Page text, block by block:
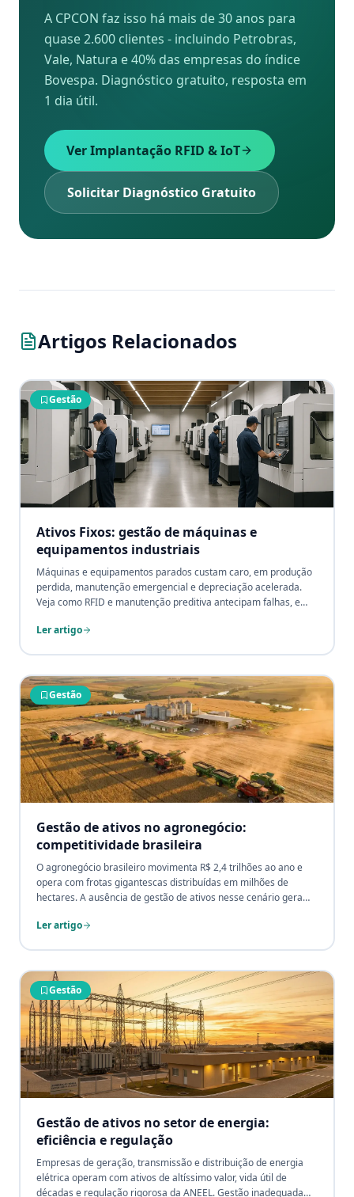
A CPCON faz isso há mais de 30 anos para
quase 2.600 clientes - incluindo Petrobras,
Vale, Natura e 40% das empresas do índice
Bovespa. Diagnóstico gratuito, resposta em
1 dia útil.
Ver Implantação RFID & IoT
Solicitar Diagnóstico Gratuito
Artigos Relacionados
Gestão
Ativos Fixos: gestão de máquinas e
equipamentos industriais
Máquinas e equipamentos parados custam caro, em produção
perdida, manutenção emergencial e depreciação acelerada.
Veja como RFID e manutenção preditiva antecipam falhas, e
CAPEX, seguros e planejamento de overhaul.
Ler artigo
Gestão
Gestão de ativos no agronegócio:
competitividade brasileira
O agronegócio brasileiro movimenta R$ 2,4 trilhões ao ano e
opera com frotas gigantescas distribuídas em milhões de
hectares. A ausência de gestão de ativos nesse cenário gera
depreciação incorreta que corroem a margem. Veja como o
Ler artigo
Gestão
Gestão de ativos no setor de energia:
eficiência e regulação
Empresas de geração, transmissão e distribuição de energia
elétrica operam com ativos de altíssimo valor, vida útil de
décadas e regulação rigorosa da ANEEL. Gestão inadequada